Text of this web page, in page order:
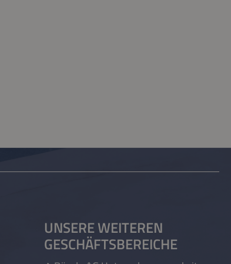
UNSERE WEITEREN
GESCHÄFTSBEREICHE